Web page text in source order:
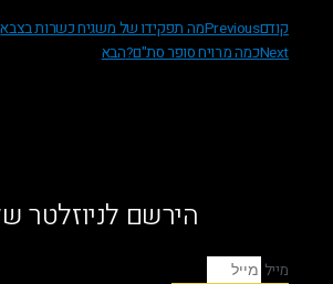
קודםPreviousמה תפקידו של משגיח כשרות בצבא
Nextכמה מרויח סופר סת"ם?הבא
הירשם לניוזלטר
מייל